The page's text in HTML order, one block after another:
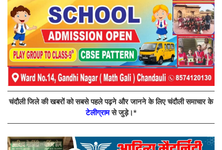
चंदौली जिले की खबरों को सबसे पहले पढ़ने और जानने के लिए चंदौली समाचार के
टेलीग्रामसे जुड़े।*